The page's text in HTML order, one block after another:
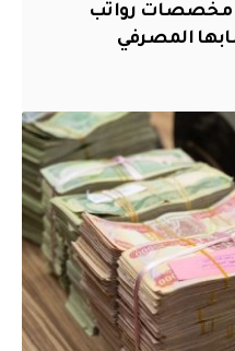
مخصصات رواتب
المصرفي